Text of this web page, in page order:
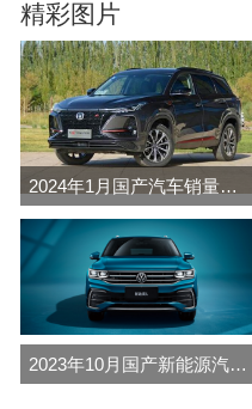
精彩图片
2024年1月国产汽车销量排行榜完整版名单(零售量
2023年10月国产新能源汽车销量排行榜名单及指导价(批发量